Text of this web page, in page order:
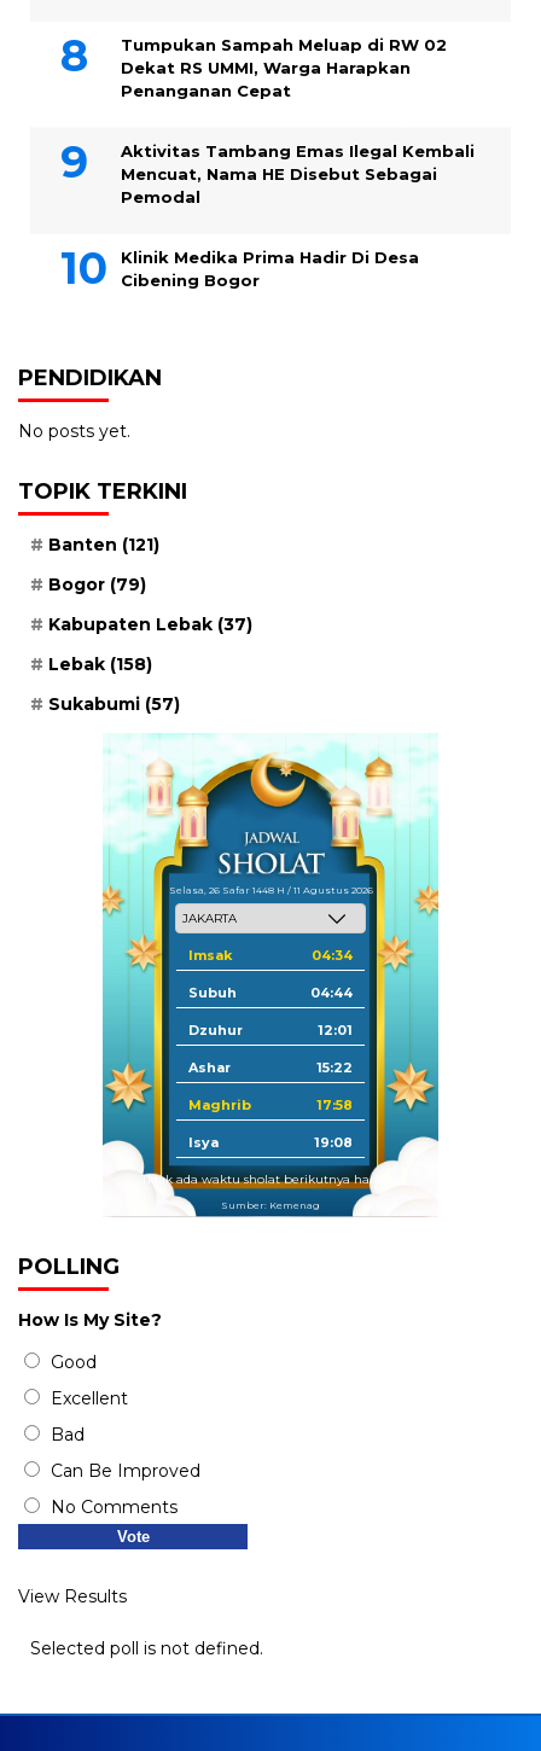
Tumpukan Sampah Meluap di RW 02
Dekat RS UMMI, Warga Harapkan
Penanganan Cepat
Aktivitas Tambang Emas Ilegal Kembali
Mencuat, Nama HE Disebut Sebagai
Pemodal
Klinik Medika Prima Hadir Di Desa
Cibening Bogor
PENDIDIKAN
No posts yet.
TOPIK TERKINI
Banten (121)
Bogor (79)
Kabupaten Lebak (37)
Lebak (158)
Sukabumi (57)
Selasa, 26 Safar 1448 H / 11 Agustus 2026
Imsak 04:34
Subuh 04:44
Dzuhur 12:01
Ashar 15:22
Maghrib 17:58
Isya 19:08
Tidak ada waktu sholat berikutnya hari ini.
Sumber: Kemenag
POLLING
How Is My Site?
Good
Excellent
Bad
Can Be Improved
No Comments
View Results
Selected poll is not defined.